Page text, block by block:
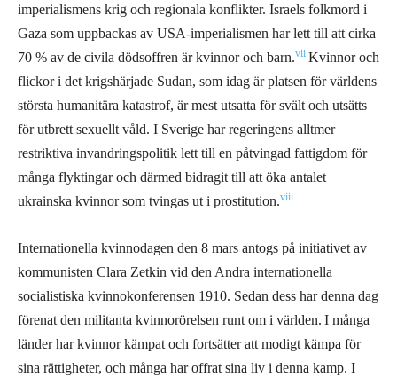
imperialismens krig och regionala konflikter. Israels folkmord i
Gaza som uppbackas av USA-imperialismen har lett till att cirka
70 % av de civila dödsoffren är kvinnor och barn.vii Kvinnor och
flickor i det krigshärjade Sudan, som idag är platsen för världens
största humanitära katastrof, är mest utsatta för svält och utsätts
för utbrett sexuellt våld. I Sverige har regeringens alltmer
restriktiva invandringspolitik lett till en påtvingad fattigdom för
många flyktingar och därmed bidragit till att öka antalet
ukrainska kvinnor som tvingas ut i prostitution.viii
Internationella kvinnodagen den 8 mars antogs på initiativet av
kommunisten Clara Zetkin vid den Andra internationella
socialistiska kvinnokonferensen 1910. Sedan dess har denna dag
förenat den militanta kvinnorörelsen runt om i världen. I många
länder har kvinnor kämpat och fortsätter att modigt kämpa för
sina rättigheter, och många har offrat sina liv i denna kamp. I